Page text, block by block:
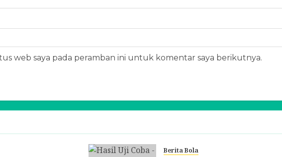
web saya pada peramban ini untuk komentar saya berikutnya.
Berita Bola